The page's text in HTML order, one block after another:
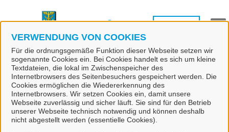
Zum Hauptinhalt springen
VERWENDUNG VON COOKIES
Für die ordnungsgemäße Funktion dieser Webseite setzen wir
sogenannte Cookies ein. Bei Cookies handelt es sich um kleine
Textdateien, die lokal im Zwischenspeicher des
Internetbrowsers des Seitenbesuchers gespeichert werden. Die
Cookies ermöglichen die Wiedererkennung des
Internetbrowsers. Wir setzen Cookies ein, damit unsere
Webseite zuverlässig und sicher läuft. Sie sind für den Betrieb
unserer Webseite technisch notwendig und können deshalb
nicht abgestellt werden (essentielle Cookies).
Suche